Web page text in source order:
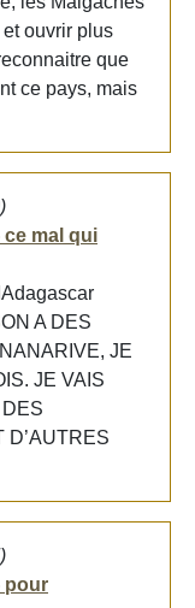
ouvrir plus
que
ce pays, mais
mal qui
A DES
JE
JE VAIS
D’AUTRES
pour